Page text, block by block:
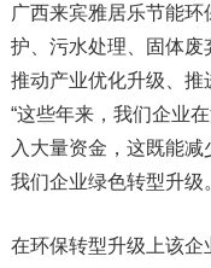
广西来宾雅居乐节能
护、污水处理、固体
推动产业优化升级、推
“这些年来，我们企业
入大量资金，这既能
我们企业绿色转型升级
在环保转型升级上该